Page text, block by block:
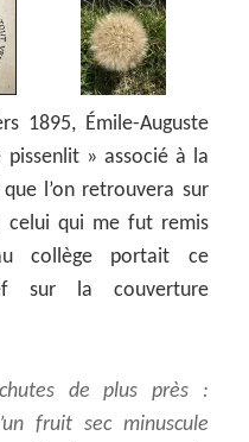
1895, Émile-Auguste
» associé à la
que l’on retrouvera sur
celui qui me fut remis
collège portait ce
sur la couverture
de plus près :
fruit sec minuscule